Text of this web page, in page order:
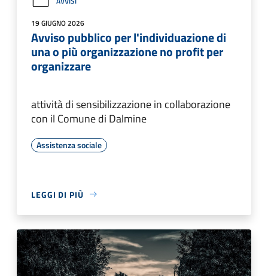
19 GIUGNO 2026
Avviso pubblico per l'individuazione di
una o più organizzazione no profit per
organizzare
attività di sensibilizzazione in collaborazione
con il Comune di Dalmine
Assistenza sociale
LEGGI DI PIÙ